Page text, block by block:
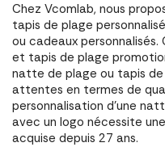
Chez Vcomlab, nous
tapis de plage
ou cadeaux
et tapis de plage
natte de plage ou tapis
attentes en termes de
personnalisation d'une
avec un logo nécessite
acquise depuis 27 ans.